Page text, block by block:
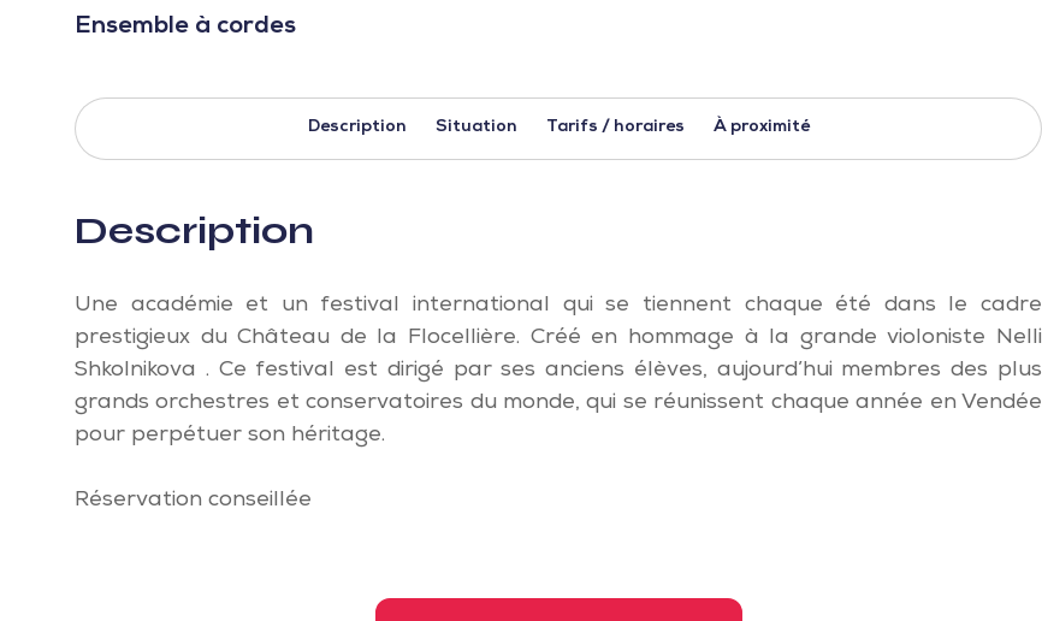
Ensemble à cordes
Description Situation Tarifs / horaires À proximité
Description
Une académie et un festival international qui se tiennent chaque été dans le cadre
prestigieux du Château de la Flocellière. Créé en hommage à la grande violoniste Nelli
Shkolnikova . Ce festival est dirigé par ses anciens élèves, aujourd’hui membres des plus
grands orchestres et conservatoires du monde, qui se réunissent chaque année en Vendée
pour perpétuer son héritage.
Réservation conseillée